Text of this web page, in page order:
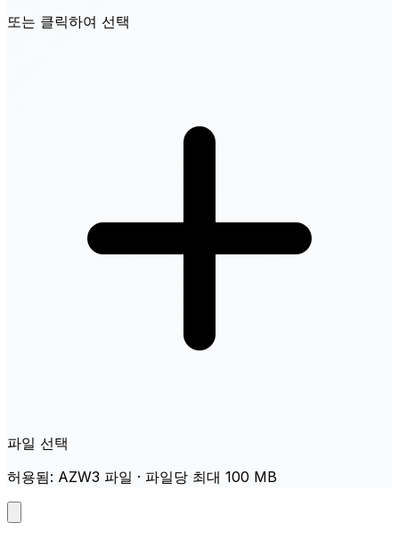
또는 클릭하여 선택
파일 선택
허용됨: AZW3 파일 · 파일당 최대 100 MB